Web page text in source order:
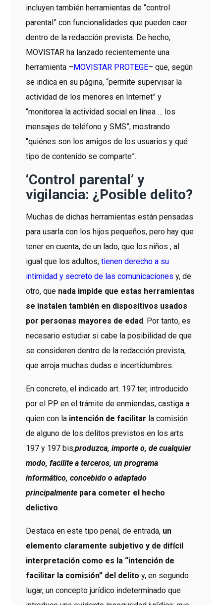
incluyen también herramientas de “control
parental” con funcionalidades que pueden caer
dentro de la redacción prevista. De hecho,
MOVISTAR ha lanzado recientemente una
herramienta – MOVISTAR PROTEGE– que, según
se indica en su página, “permite supervisar la
actividad de los menores en Internet” y
“monitorea la actividad social en línea … los
mensajes de teléfono y SMS”, mostrando
“quiénes son los amigos de los usuarios y qué
tipo de contenido se comparte”.
‘Control parental’ y
vigilancia: ¿Posible delito?
Muchas de dichas herramientas están pensadas
para usarla con los hijos pequeños, pero hay que
tener en cuenta, de un lado, que los niños , al
igual que los adultos,tienen derecho a su
intimidad y secreto de las comunicaciones y, de
otro, que nada impide que estas herramientas
se instalen también en dispositivos usados
por personas mayores de edad. Por tanto, es
necesario estudiar si cabe la posibilidad de que
se consideren dentro de la redacción prevista,
que arroja muchas dudas e incertidumbres.
En concreto, el indicado art. 197 ter, introducido
por el PP en el trámite de enmiendas, castiga a
quien con la intención de facilitar la comisión
de alguno de los delitos previstos en los arts.
197 y 197 bis,produzca, importe o, de cualquier
modo, facilite a terceros, un programa
informático, concebido o adaptado
principalmente para cometer el hecho
delictivo.
Destaca en este tipo penal, de entrada, un
elemento claramente subjetivo y de difícil
interpretación como es la “intención de
facilitar la comisión” del delito y, en segundo
lugar, un concepto jurídico indeterminado que